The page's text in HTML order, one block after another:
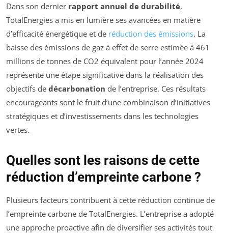
Dans son dernier rapport annuel de durabilité,
TotalEnergies a mis en lumière ses avancées en matière
d’efficacité énergétique et de réduction des émissions. La
baisse des émissions de gaz à effet de serre estimée à 461
millions de tonnes de CO2 équivalent pour l’année 2024
représente une étape significative dans la réalisation des
objectifs de décarbonation de l’entreprise. Ces résultats
encourageants sont le fruit d’une combinaison d’initiatives
stratégiques et d’investissements dans les technologies
vertes.
Quelles sont les raisons de cette
réduction d’empreinte carbone ?
Plusieurs facteurs contribuent à cette réduction continue de
l’empreinte carbone de TotalEnergies. L’entreprise a adopté
une approche proactive afin de diversifier ses activités tout